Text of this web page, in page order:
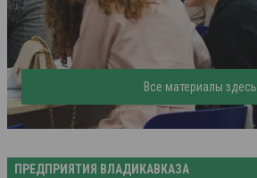
Все материалы здесь
ПРЕДПРИЯТИЯ ВЛАДИКАВКАЗА